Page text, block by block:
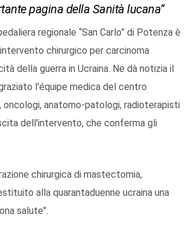
pagina della Sanità lucana”
regionale “San Carlo” di Potenza è
chirurgico per carcinoma
della guerra in Ucraina. Ne dà notizia il
l'équipe medica del centro
oncologi, anatomo-patologi, radioterapisti
dell'intervento, che conferma gli
chirurgica di mastectomia,
alla quarantaduenne ucraina una
salute".